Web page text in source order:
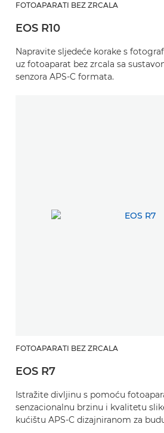
FOTOAPARATI BEZ ZRCALA
EOS R10
Napravite sljedeće korake s
uz fotoaparat bez zrcala sa
senzora APS-C formata.
FOTOAPARATI BEZ ZRCALA
EOS R7
Istražite divljinu s pomoću
senzacionalnu brzinu i kvalitetu
kućištu APS-C dizajniranom za